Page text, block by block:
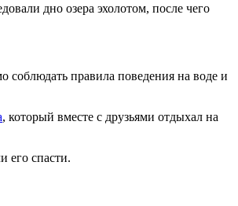
дно озера эхолотом, после чего
соблюдать правила поведения на воде и
, который вместе с друзьями отдыхал на
его спасти.